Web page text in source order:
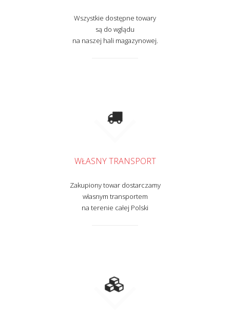
Wszystkie dostępne towary
są do wglądu
na naszej hali magazynowej.
WŁASNY TRANSPORT
Zakupiony towar dostarczamy
własnym transportem
na terenie całej Polski